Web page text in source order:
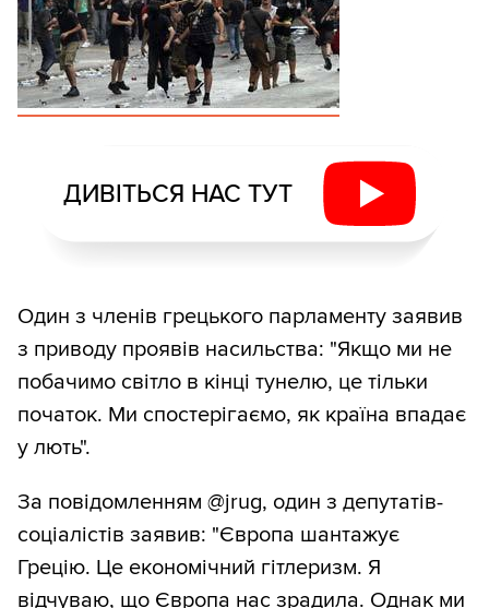
ДИВІТЬСЯ НАС ТУТ
Один з членів грецького парламенту заявив
з приводу проявів насильства: "Якщо ми не
побачимо світло в кінці тунелю, це тільки
початок. Ми спостерігаємо, як країна впадає
у лють".
За повідомленням @jrug, один з депутатів-
соціалістів заявив: "Європа шантажує
Грецію. Це економічний гітлеризм. Я
відчуваю, що Європа нас зрадила. Однак ми